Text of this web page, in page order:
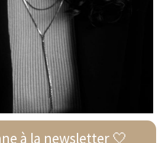
à la newsletter 🤍